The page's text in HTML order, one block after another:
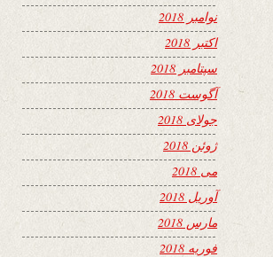
نوامبر 2018
اکتبر 2018
سپتامبر 2018
آگوست 2018
جولای 2018
ژوئن 2018
می 2018
آوریل 2018
مارس 2018
فوریه 2018